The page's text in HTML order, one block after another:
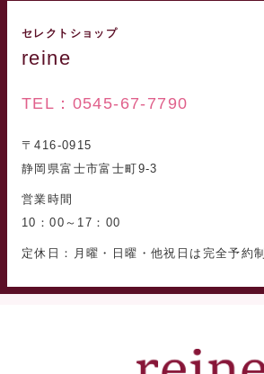
セレクトショップ
reine
TEL：0545-67-7790
〒416-0915
静岡県富士市富士町9-3
営業時間
10：00～17：00
定休日：月曜・日曜・他祝日は完全予約制